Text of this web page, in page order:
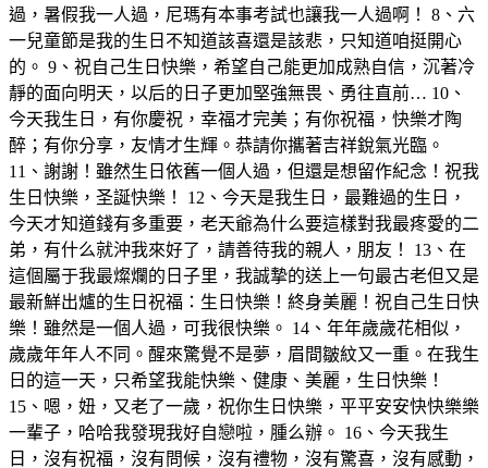
過，暑假我一人過，尼瑪有本事考試也讓我一人過啊！ 8、六
一兒童節是我的生日不知道該喜還是該悲，只知道咱挺開心
的。 9、祝自己生日快樂，希望自己能更加成熟自信，沉著冷
靜的面向明天，以后的日子更加堅強無畏、勇往直前… 10、
今天我生日，有你慶祝，幸福才完美；有你祝福，快樂才陶
醉；有你分享，友情才生輝。恭請你攜著吉祥銳氣光臨。
11、謝謝！雖然生日依舊一個人過，但還是想留作紀念！祝我
生日快樂，圣誕快樂！ 12、今天是我生日，最難過的生日，
今天才知道錢有多重要，老天爺為什么要這樣對我最疼愛的二
弟，有什么就沖我來好了，請善待我的親人，朋友！ 13、在
這個屬于我最燦爛的日子里，我誠摯的送上一句最古老但又是
最新鮮出爐的生日祝福：生日快樂！終身美麗！祝自己生日快
樂！雖然是一個人過，可我很快樂。 14、年年歲歲花相似，
歲歲年年人不同。醒來驚覺不是夢，眉間皺紋又一重。在我生
日的這一天，只希望我能快樂、健康、美麗，生日快樂！
15、嗯，妞，又老了一歲，祝你生日快樂，平平安安快快樂樂
一輩子，哈哈我發現我好自戀啦，腫么辦。 16、今天我生
日，沒有祝福，沒有問候，沒有禮物，沒有驚喜，沒有感動，